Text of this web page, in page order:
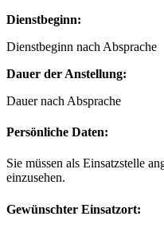
Dienstbeginn:
Dienstbeginn nach Absprache
Dauer der Anstellung:
Dauer nach Absprache
Persönliche Daten:
Sie müssen als Einsatzstelle
einzusehen.
Gewünschter Einsatzort: